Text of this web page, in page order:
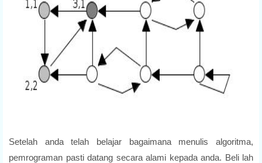
Setelah anda telah belajar bagaimana menulis algoritma,
pemrograman pasti datang secara alami kepada anda. Beli lah